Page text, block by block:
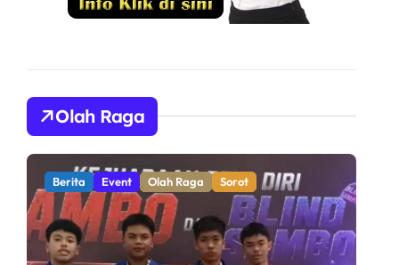
Olah Raga
Berita Olah Raga Sorot